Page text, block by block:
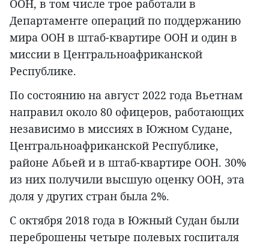
ООН, в том числе трое работали в
Департаменте операций по поддержанию
мира ООН в штаб-квартире ООН и один в
миссии в Центральноафриканской
Республике.
По состоянию на август 2022 года Вьетнам
направил около 80 офицеров, работающих
независимо в миссиях в Южном Судане,
Центральноафриканской Республике,
районе Абьей и в штаб-квартире ООН. 30%
из них получили высшую оценку ООН, эта
доля у других стран была 2%.
С октября 2018 года в Южный Судан были
переброшены четыре полевых госпиталя